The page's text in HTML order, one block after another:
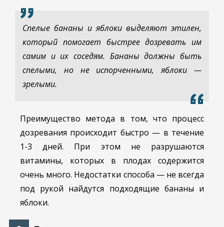
Спелые бананы и яблоки выделяют этилен,
который помогает быстрее дозревать им
самим и их соседям. Бананы должны быть
спелыми, но не испорченными, яблоки —
зрелыми.
Преимущество метода в том, что процесс
дозревания происходит быстро — в течение
1-3 дней. При этом не разрушаются
витамины, которых в плодах содержится
очень много. Недостатки способа — не всегда
под рукой найдутся подходящие бананы и
яблоки.